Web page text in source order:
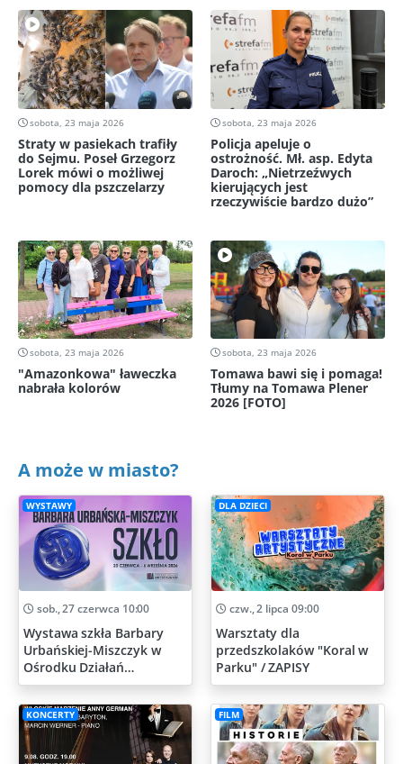
sobota, 23 maja 2026
Straty w pasiekach trafiły
do Sejmu. Poseł Grzegorz
Lorek mówi o możliwej
pomocy dla pszczelarzy
sobota, 23 maja 2026
Policja apeluje o
ostrożność. Mł. asp. Edyta
Daroch: „Nietrzeźwych
kierujących jest
rzeczywiście bardzo dużo”
sobota, 23 maja 2026
"Amazonkowa" ławeczka
nabrała kolorów
sobota, 23 maja 2026
Tomawa bawi się i pomaga!
Tłumy na Tomawa Plener
2026 [FOTO]
A może w miasto?
WYSTAWY
sob., 27 czerwca 10:00
Wystawa szkła Barbary
Urbańskiej-Miszczyk w
Ośrodku Działań
Artystycznych
DLA DZIECI
czw., 2 lipca 09:00
Warsztaty dla
przedszkolaków "Koral w
Parku" / ZAPISY
KONCERTY FILM